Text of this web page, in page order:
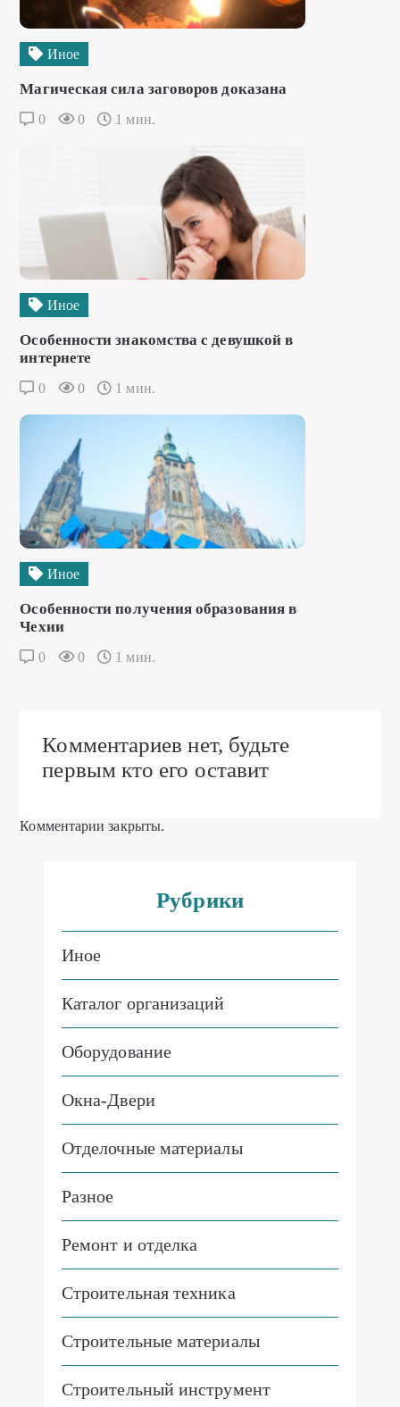
Иное
Магическая сила заговоров доказана
0 0 1 мин.
Иное
Особенности знакомства с девушкой в
интернете
0 0 1 мин.
Иное
Особенности получения образования в
Чехии
0 0 1 мин.
Комментариев нет, будьте
первым кто его оставит
Комментарии закрыты.
Рубрики
Иное
Каталог организаций
Оборудование
Окна-Двери
Отделочные материалы
Разное
Ремонт и отделка
Строительная техника
Строительные материалы
Строительный инструмент